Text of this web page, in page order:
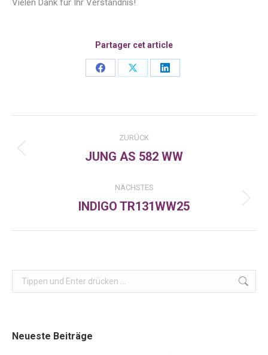
Vielen Dank für Ihr Verständnis!
Partager cet article
Share
Share
Share
Kommentarnavigation
ZURÜCK
Vorheriger
JUNG AS 582 WW
NÄCHSTES
Nächster
INDIGO TR131WW25
Search:
Neueste Beiträge